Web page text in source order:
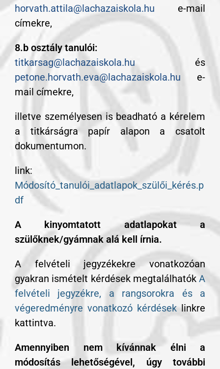
horvath.attila@lachazaiskola.hu e-mail
címekre,
8.b osztály tanulói:
titkarsag@lachazaiskola.hu
és
petone.horvath.eva@lachazaiskola.hu
e-
mail címekre,
illetve személyesen is beadható a kérelem
a titkárságra papír alapon a csatolt
dokumentumon.
link:
Módosító_tanulói_adatlapok_szülői_kérés.p
df
A kinyomtatott adatlapokat a
szülőknek/gyámnak alá kell írnia.
A felvételi jegyzékekre vonatkozóan
gyakran ismételt kérdések megtalálhatók A
felvételi jegyzékre, a rangsorokra és a
végeredményre vonatkozó kérdések linkre
kattintva.
Amennyiben nem kívánnak élni a
módosítás lehetőségével, úgy további